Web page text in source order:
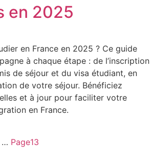
en 2025​
en France en 2025 ? Ce guide
à chaque étape : de l’inscription
de séjour et du visa étudiant, en
de votre séjour. Bénéficiez
et à jour pour faciliter votre
en France.​
… Page13